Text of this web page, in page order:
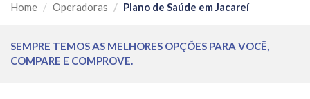
Home Operadoras Plano de Saúde em Jacareí
SEMPRE TEMOS AS MELHORES OPÇÕES PARA VOCÊ,
COMPARE E COMPROVE.